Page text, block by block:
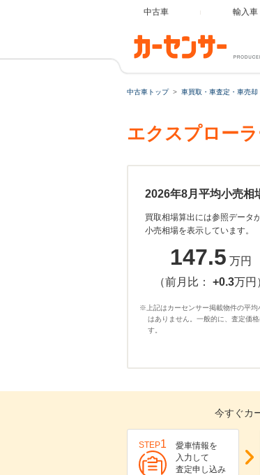
中古車 輸入車
中古車トップ 車買取・車査定・車売却
エクスプロー
2026年8月平均小売相
買取相場算出には参照データ
小売相場を表示しています。
147.5 万円
（前月比： +0.3万円
※上記はカーセンサー掲載物件の平均
はありません。一般的に、査定価
す。
今すぐカ
STEP1
愛車情報を
入力して
査定申し込み